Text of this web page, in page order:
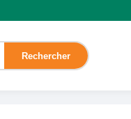
Rechercher